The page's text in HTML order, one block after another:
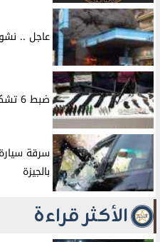
عاجل ..
ضبط 6 تشكيلات عصابية في حملة أمنية
سرقة
بالجيزة
الأكثر قراءة